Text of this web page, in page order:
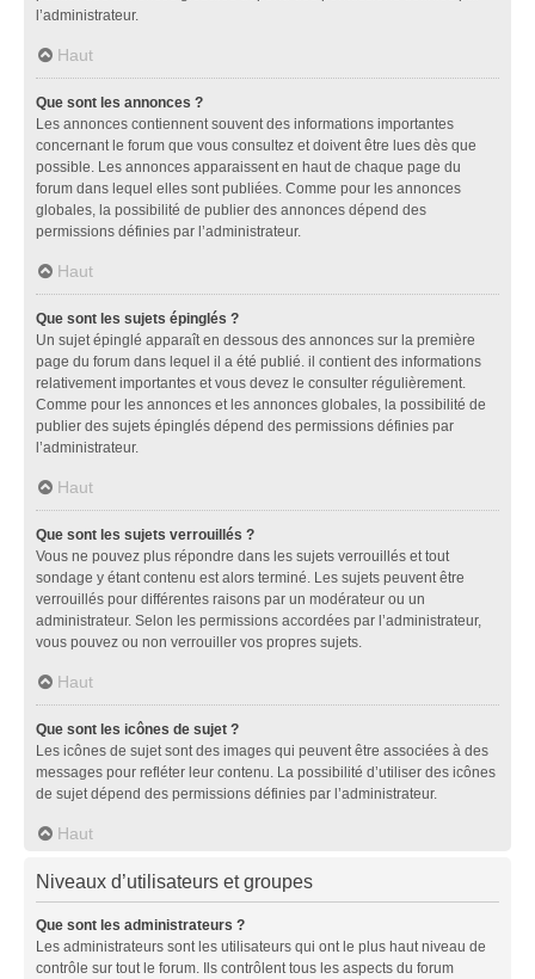
l’administrateur.
Haut
Que sont les annonces ?
Les annonces contiennent souvent des informations importantes
concernant le forum que vous consultez et doivent être lues dès que
possible. Les annonces apparaissent en haut de chaque page du
forum dans lequel elles sont publiées. Comme pour les annonces
globales, la possibilité de publier des annonces dépend des
permissions définies par l’administrateur.
Haut
Que sont les sujets épinglés ?
Un sujet épinglé apparaît en dessous des annonces sur la première
page du forum dans lequel il a été publié. il contient des informations
relativement importantes et vous devez le consulter régulièrement.
Comme pour les annonces et les annonces globales, la possibilité de
publier des sujets épinglés dépend des permissions définies par
l’administrateur.
Haut
Que sont les sujets verrouillés ?
Vous ne pouvez plus répondre dans les sujets verrouillés et tout
sondage y étant contenu est alors terminé. Les sujets peuvent être
verrouillés pour différentes raisons par un modérateur ou un
administrateur. Selon les permissions accordées par l’administrateur,
vous pouvez ou non verrouiller vos propres sujets.
Haut
Que sont les icônes de sujet ?
Les icônes de sujet sont des images qui peuvent être associées à des
messages pour refléter leur contenu. La possibilité d’utiliser des icônes
de sujet dépend des permissions définies par l’administrateur.
Haut
Niveaux d’utilisateurs et groupes
Que sont les administrateurs ?
Les administrateurs sont les utilisateurs qui ont le plus haut niveau de
contrôle sur tout le forum. Ils contrôlent tous les aspects du forum